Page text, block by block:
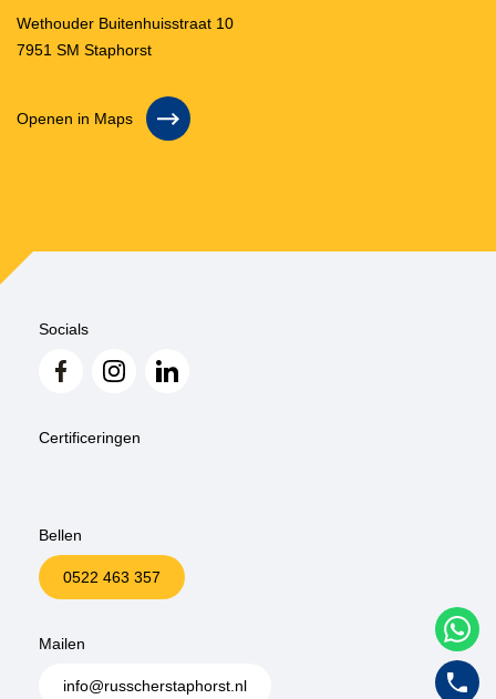
Wethouder Buitenhuisstraat 10
7951 SM Staphorst
Openen in Maps
Socials
Certificeringen
Bellen
0522 463 357
Mailen
info@russcherstaphorst.nl